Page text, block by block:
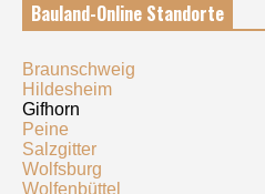
Bauland-Online Standorte
Braunschweig
Hildesheim
Gifhorn
Peine
Salzgitter
Wolfsburg
Wolfenbüttel